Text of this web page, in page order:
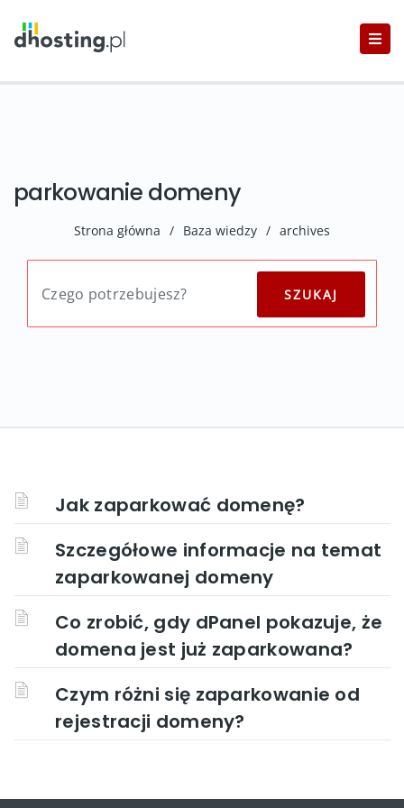
parkowanie domeny
Strona główna / Baza wiedzy / archives
Jak zaparkować domenę?
Szczegółowe informacje na temat
zaparkowanej domeny
Co zrobić, gdy dPanel pokazuje, że
domena jest już zaparkowana?
Czym różni się zaparkowanie od
rejestracji domeny?